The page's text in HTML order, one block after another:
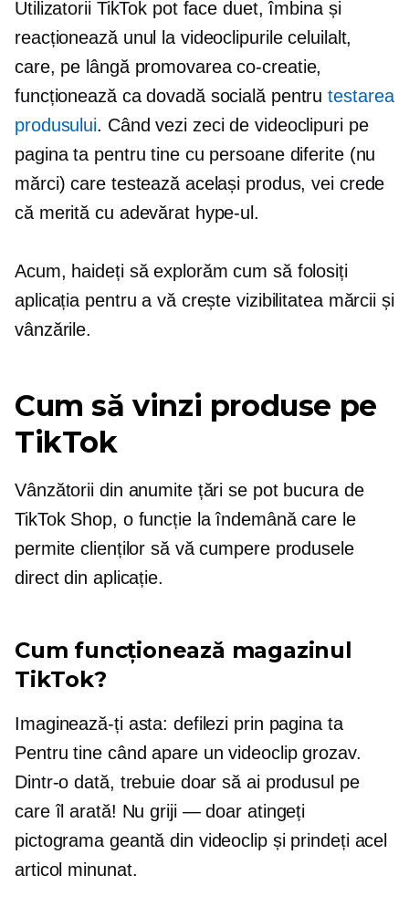
Utilizatorii TikTok pot face duet, îmbina și
reacționează unul la videoclipurile celuilalt,
care, pe lângă promovareaco-creatie,
funcționează ca dovadă socială pentrutestarea
produsului. Când vezi zeci de videoclipuri pe
pagina ta pentru tine cu persoane diferite (nu
mărci) care testează același produs, vei crede
că merită cu adevărat hype-ul.
Acum, haideți să explorăm cum să folosiți
aplicația pentru a vă crește vizibilitatea mărcii și
vânzările.
Cum să vinzi produse pe
TikTok
Vânzătorii din anumite țări se pot bucura de
TikTok Shop, o funcție la îndemână care le
permite clienților să vă cumpere produsele
direct din aplicație.
Cum funcționează magazinul
TikTok?
Imaginează-ți asta: defilezi prin pagina ta
Pentru tine când apare un videoclip grozav.
Dintr-o dată, trebuie doar să ai produsul pe
care îl arată! Nugriji — doar atingeți
pictograma geantă din videoclip și prindeți acel
articol minunat.